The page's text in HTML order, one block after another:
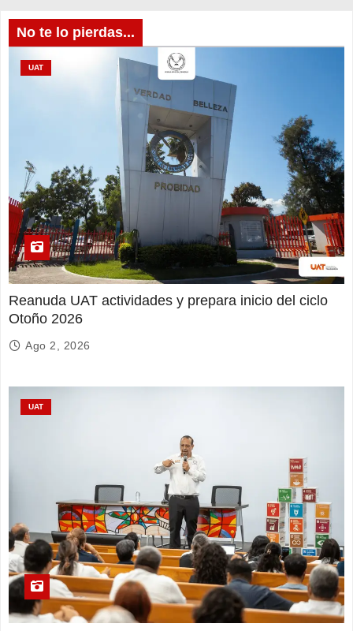
No te lo pierdas...
UAT
Reanuda UAT actividades y prepara inicio del ciclo
Otoño 2026
Ago 2, 2026
UAT